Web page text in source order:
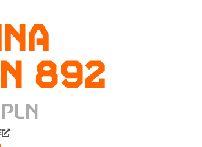
892
PLN